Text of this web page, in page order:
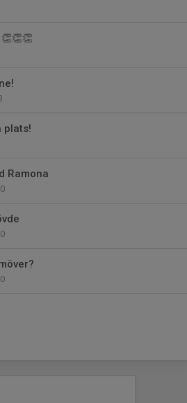
plats!
Ramona
0
0
0